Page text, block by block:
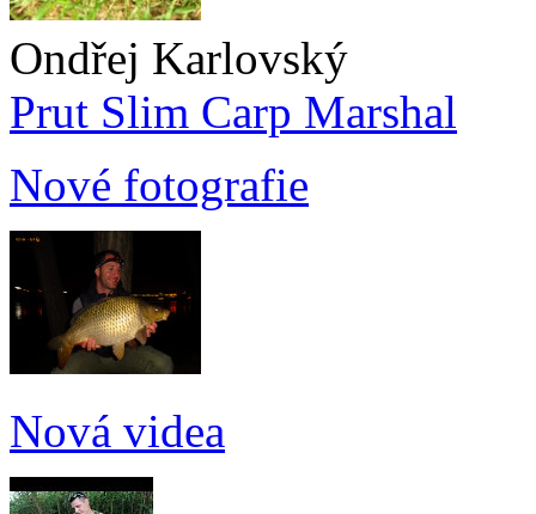
Ondřej Karlovský
Prut Slim Carp Marshal
Nové fotografie
Nová videa